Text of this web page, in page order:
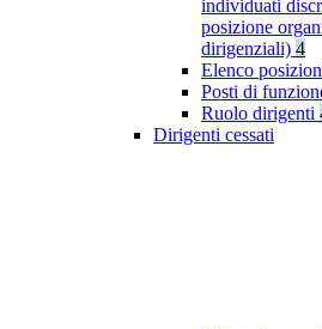
individuati
posizione
dirigenziali) 4
Elenco
Posti di
Ruolo dirigenti
Dirigenti cessati